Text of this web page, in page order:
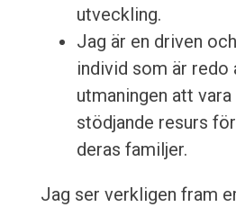
utveckling.
Jag är en driven
individ som är redo
utmaningen att
stödjande resurs
deras familjer.
Jag ser verkligen fram